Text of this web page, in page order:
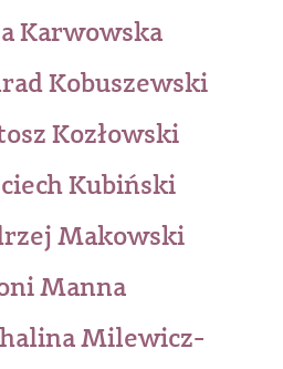
Karwowska
Kobuszewski
Kozłowski
Kubiński
Makowski
Manna
Milewicz-